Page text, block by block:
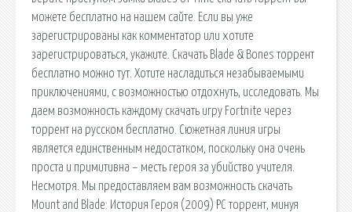
можете бесплатно на нашем сайте. Если вы уже
зарегистрированы как комментатор или хотите
зарегистрироваться, укажите. Скачать Blade & Bones торрент
бесплатно можно тут. Хотите насладиться незабываемыми
приключениями, с возможностью отдохнуть, исследовать. Мы
даем возможность каждому скачать игру Fortnite через
торрент на русском бесплатно. Сюжетная линия игры
является единственным недостатком, поскольку она очень
проста и примитивна – месть героя за убийство учителя.
Несмотря. Мы предоставляем вам возможность скачать
Mount and Blade: История Героя (2009) PC торрент, минуя